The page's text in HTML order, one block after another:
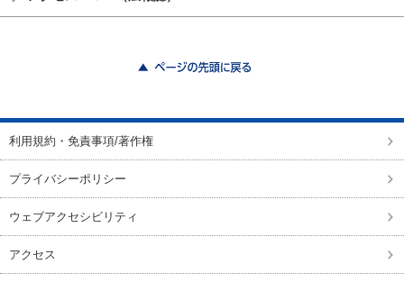
利用規約・免責事項/著作権
プライバシーポリシー
ウェブアクセシビリティ
アクセス